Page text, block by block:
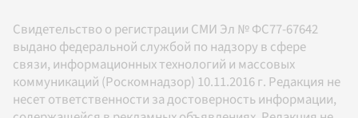
Свидетельство о регистрации СМИ Эл № ФС77-67642
выдано федеральной службой по надзору в сфере
связи, информационных технологий и массовых
коммуникаций (Роскомнадзор) 10.11.2016 г. Редакция не
несет ответственности за достоверность информации,